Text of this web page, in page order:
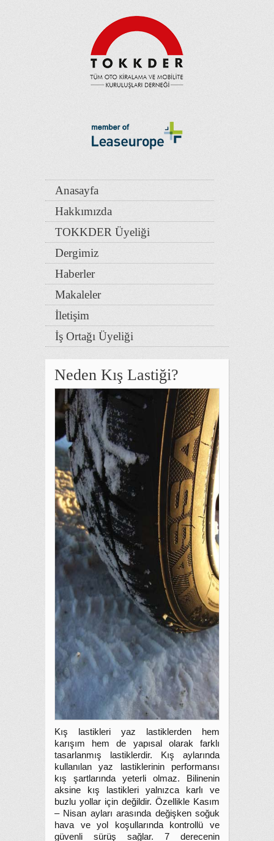
Anasayfa
Hakkımızda
TOKKDER Üyeliği
Dergimiz
Haberler
Makaleler
İletişim
İş Ortağı Üyeliği
Neden Kış Lastiği?
Kış lastikleri yaz lastiklerden hem
karışım hem de yapısal olarak farklı
tasarlanmış lastiklerdir. Kış aylarında
kullanılan yaz lastiklerinin performansı
kış şartlarında yeterli olmaz. Bilinenin
aksine kış lastikleri yalnızca karlı ve
buzlu yollar için değildir. Özellikle Kasım
– Nisan ayları arasında değişken soğuk
hava ve yol koşullarında kontrollü ve
güvenli sürüş sağlar. 7 derecenin